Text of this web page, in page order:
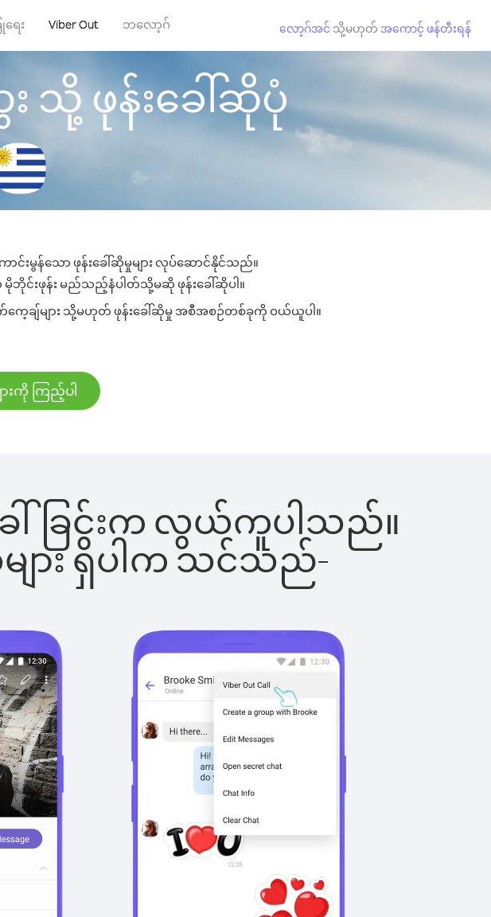
ေး Viber Out ဘလော့ဂ် လော့ဂ်အင် သို့မဟုတ် အကောင့် ဖန်တီးရန်
း သို့ ဖုန်းခေါ်ဆိုပုံ
င်းမွန်သော ဖုန်းခေါ်ဆိုမှုများ လုပ်ဆောင်နိုင်သည်။
ဘိုင်းဖုန်း မည်သည့်နံပါတ်သို့မဆို ဖုန်းခေါ်ဆိုပါ။
ေ့ချ်များ သို့မဟုတ် ဖုန်းခေါ်ဆိုမှု အစီအစဉ်တစ်ခုကို ဝယ်ယူပါ။
ကို ကြည့်ပါ
ေါ်ခြင်းက လွယ်ကူပါသည်။
ျား ရှိပါက သင်သည်-